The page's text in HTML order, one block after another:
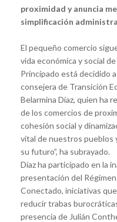
proximidad y anuncia
simplificación
El pequeño comercio
vida económica y social
Principado está decidido
consejera de Transición
Belarmina Díaz, quien ha
de los comercios de
cohesión social y
vital de nuestros pueblos
su futuro”, ha subrayado.
Díaz ha participado en la
presentación del
Conectado, iniciativas
reducir trabas
presencia de Julián